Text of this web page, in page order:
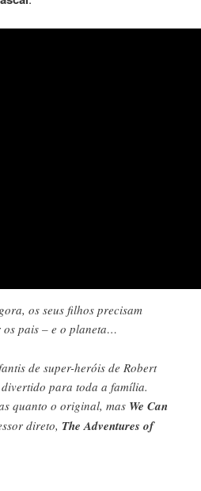
os seus filhos precisam
pais – e o planeta…
de super-heróis de Robert
para toda a família.
quanto o original, mas We Can
direto, The Adventures of